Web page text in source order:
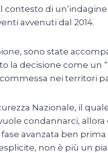
di
avvenuti dal 2014.
sono state
la decisione come un
nei territori
Nazionale, il
condannarci,
avanzata ben
non è più un